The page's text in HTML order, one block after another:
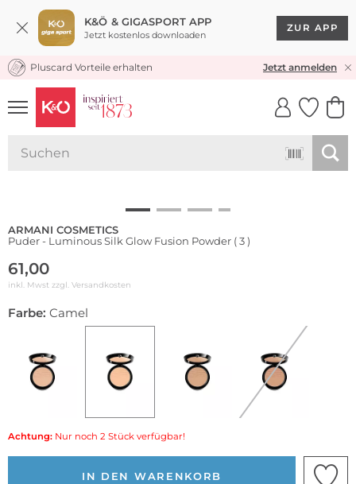
K&Ö & GIGASPORT APP
Jetzt kostenlos downloaden
ZUR APP
KOSTENLOSER VERSAND* & RÜCKVERSAND
Pluscard Vorteile erhalten Jetzt anmelden
UNSERE APP
CLICK &
ARMANI COSMETICS
Puder - Luminous Silk Glow Fusion Powder ( 3 )
61,00
inkl. Mwst zzgl. Versandkosten
Farbe: Camel
Achtung: Nur noch 2 Stück verfügbar!
IN DEN WARENKORB